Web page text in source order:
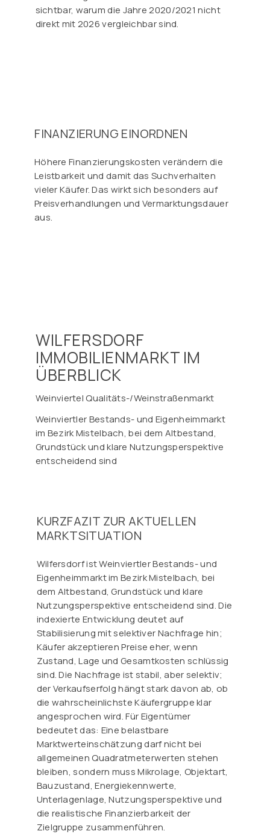
sichtbar, warum die Jahre 2020/2021 nicht
direkt mit 2026 vergleichbar sind.
FINANZIERUNG EINORDNEN
Höhere Finanzierungskosten verändern die
Leistbarkeit und damit das Suchverhalten
vieler Käufer. Das wirkt sich besonders auf
Preisverhandlungen und Vermarktungsdauer
aus.
WILFERSDORF
IMMOBILIENMARKT IM
ÜBERBLICK
Weinviertel Qualitäts-/Weinstraßenmarkt
Weinviertler Bestands- und Eigenheimmarkt
im Bezirk Mistelbach, bei dem Altbestand,
Grundstück und klare Nutzungsperspektive
entscheidend sind
KURZFAZIT ZUR AKTUELLEN
MARKTSITUATION
Wilfersdorf ist Weinviertler Bestands- und
Eigenheimmarkt im Bezirk Mistelbach, bei
dem Altbestand, Grundstück und klare
Nutzungsperspektive entscheidend sind. Die
indexierte Entwicklung deutet auf
Stabilisierung mit selektiver Nachfrage hin;
Käufer akzeptieren Preise eher, wenn
Zustand, Lage und Gesamtkosten schlüssig
sind. Die Nachfrage ist stabil, aber selektiv;
der Verkaufserfolg hängt stark davon ab, ob
die wahrscheinlichste Käufergruppe klar
angesprochen wird. Für Eigentümer
bedeutet das: Eine belastbare
Marktwerteinschätzung darf nicht bei
allgemeinen Quadratmeterwerten stehen
bleiben, sondern muss Mikrolage, Objektart,
Bauzustand, Energiekennwerte,
Unterlagenlage, Nutzungsperspektive und
die realistische Finanzierbarkeit der
Zielgruppe zusammenführen.